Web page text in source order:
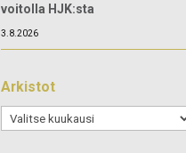
voitolla HJK:sta
3.8.2026
Arkistot
Arkistot